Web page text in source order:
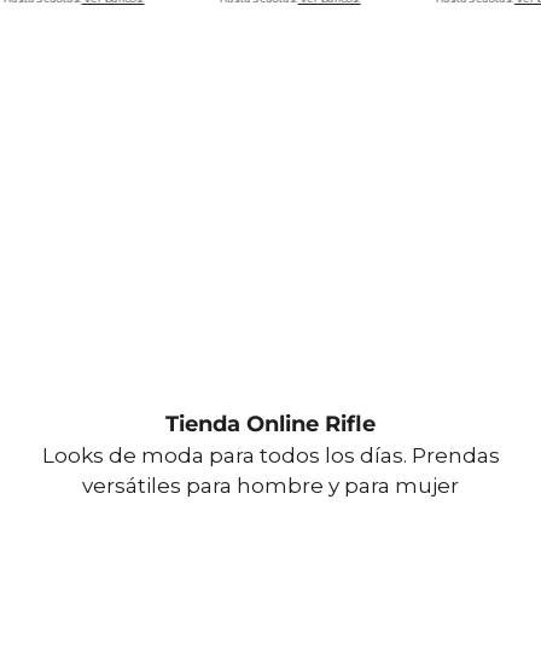
Tienda Online Rifle
Looks de moda para todos los días. Prendas
versátiles para hombre y para mujer